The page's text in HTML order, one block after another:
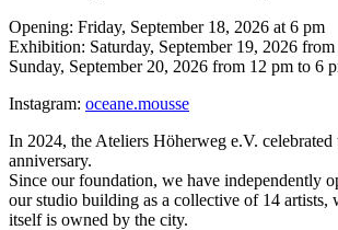
Opening: Friday, September 18, 2026 at 6 pm
Exhibition: Saturday, September 19, 2026
Sunday, September 20, 2026 from 12 pm to 6
Instagram: oceane.mousse
In 2024, the Ateliers Höherweg e.V. celebrated
anniversary.
Since our foundation, we have independently
our studio building as a collective of 14 artists,
itself is owned by the city.